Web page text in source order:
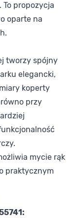
propozycja
oparte na
tworzy spójny
elegancki,
koperty
przy
mycie rąk
praktycznym